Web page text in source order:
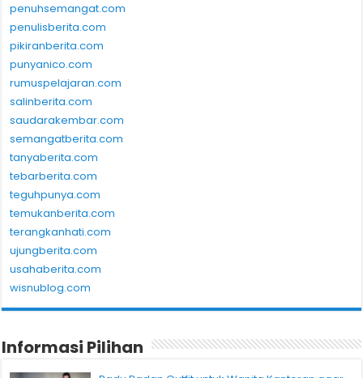
penuhsemangat.com
penulisberita.com
pikiranberita.com
punyanico.com
rumuspelajaran.com
salinberita.com
saudarakembar.com
semangatberita.com
tanyaberita.com
tebarberita.com
teguhpunya.com
temukanberita.com
terangkanhati.com
ujungberita.com
usahaberita.com
wisnublog.com
Informasi Pilihan